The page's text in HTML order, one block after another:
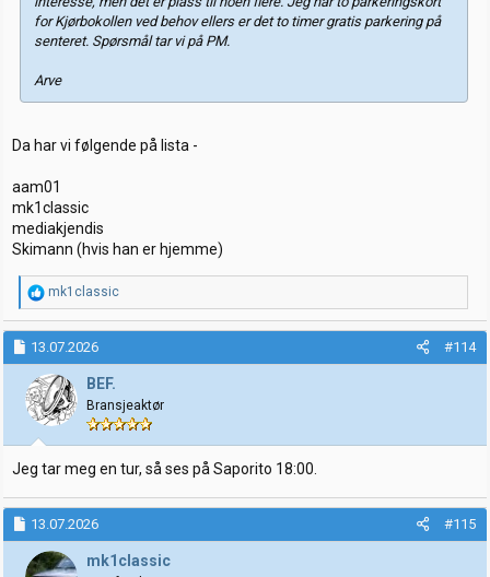
for Kjørbokollen ved behov ellers er det to timer gratis parkering på
senteret. Spørsmål tar vi på PM.
Arve
Da har vi følgende på lista -
aam01
mk1classic
mediakjendis
Skimann (hvis han er hjemme)
R
e
a
k
j
o
n
e
r
:
mk1classic
13.07.2026 #114
BEF.
Bransjeaktør
Jeg tar meg en tur, så ses på Saporito 18:00.
13.07.2026 #115
mk1classic